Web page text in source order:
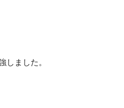
しました。